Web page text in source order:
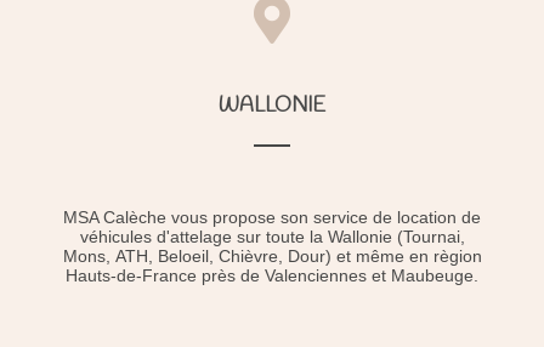
WALLONIE
MSA Calèche vous propose son service de location de
véhicules d'attelage sur toute la Wallonie (Tournai,
Mons, ATH, Beloeil, Chièvre, Dour) et même en règion
Hauts-de-France près de Valenciennes et Maubeuge.